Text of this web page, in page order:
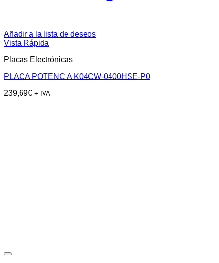
Añadir a la lista de deseos
Vista Rápida
Placas Electrónicas
PLACA POTENCIA K04CW-0400HSE-P0
239,69€ + IVA